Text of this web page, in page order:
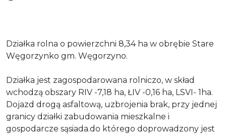
Działka rolna o powierzchni 8,34 ha w obrębie Stare
Węgorzynko gm. Węgorzyno.
Działka jest zagospodarowana rolniczo, w skład
wchodzą obszary RIV -7,18 ha, ŁIV -0,16 ha, LSVI- 1ha.
Dojazd drogą asfaltową, uzbrojenia brak, przy jednej
granicy działki zabudowania mieszkalne i
gospodarcze sąsiada.do którego doprowadzony jest